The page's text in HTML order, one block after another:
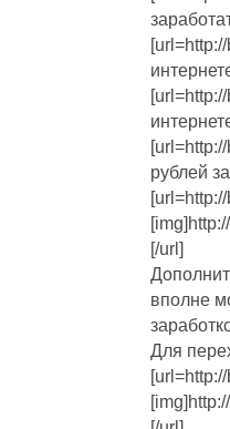
рублей
[/url]
вполне
Для